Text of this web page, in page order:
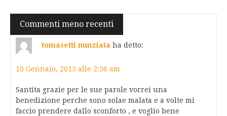
Navigazione
commenti
Commenti meno recenti
tomasetti nunziata ha detto:
10 Gennaio, 2015 alle 2:56 am
Santita grazie per le sue parole vorrei una
benedizione perche sono solae malata e a volte mi
faccio prendere dallo sconforto , e voglio bene